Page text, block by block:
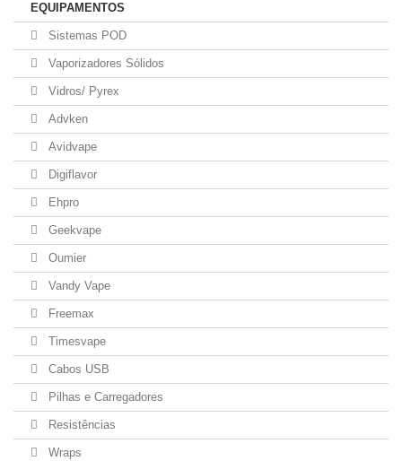
EQUIPAMENTOS
Sistemas POD
Vaporizadores Sólidos
Vidros/ Pyrex
Advken
Avidvape
Digiflavor
Ehpro
Geekvape
Oumier
Vandy Vape
Freemax
Timesvape
Cabos USB
Pilhas e Carregadores
Resistências
Wraps